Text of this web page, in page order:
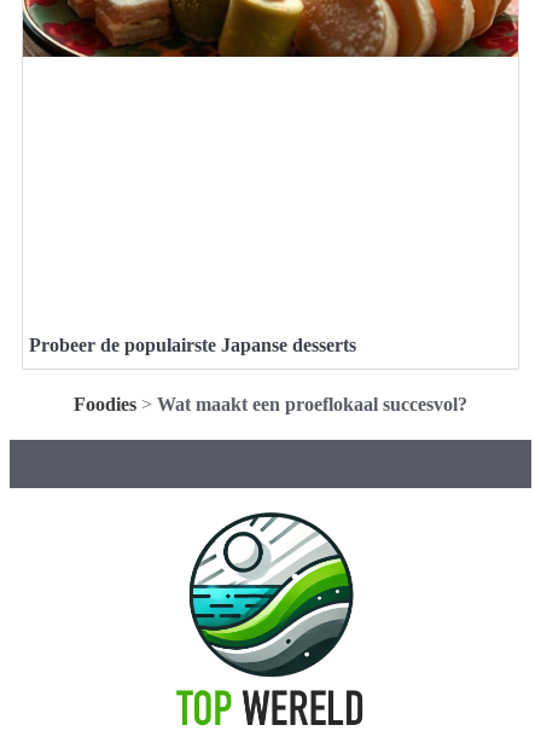
Probeer de populairste Japanse desserts
Foodies > Wat maakt een proeflokaal succesvol?